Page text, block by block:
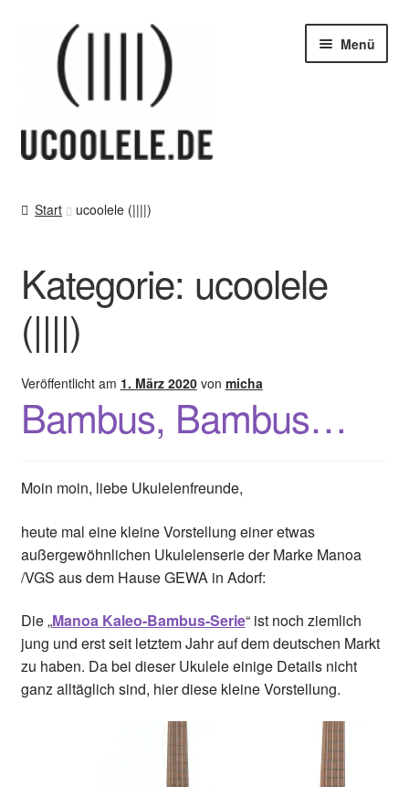
Navigation
springen
springen
Menü
SHOP
vor Ort – in Leipzig
Kontakt / Impressum / AGB & co
Start ucoolele (||||)
Kategorie: ucoolele
(||||)
Veröffentlicht am 1. März 2020 von micha
Bambus, Bambus…
Moin moin, liebe Ukulelenfreunde,
heute mal eine kleine Vorstellung einer etwas
außergewöhnlichen Ukulelenserie der Marke Manoa
/VGS aus dem Hause GEWA in Adorf:
Die „Manoa Kaleo-Bambus-Serie“ ist noch ziemlich
jung und erst seit letztem Jahr auf dem deutschen Markt
zu haben. Da bei dieser Ukulele einige Details nicht
ganz alltäglich sind, hier diese kleine Vorstellung.